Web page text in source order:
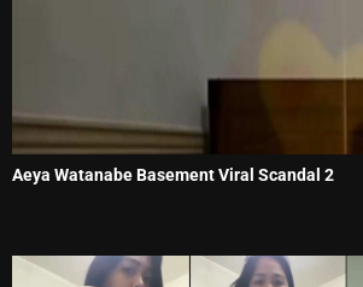
Aeya Watanabe Basement Viral Scandal 2